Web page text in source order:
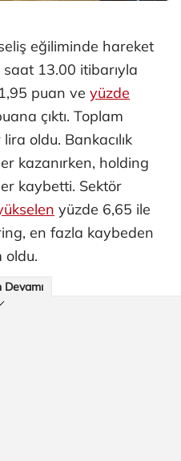
eğiliminde hareket
13.00 itibarıyla
puan ve yüzde
çıktı. Toplam
oldu. Bankacılık
kazanırken, holding
kaybetti. Sektör
yüzde 6,65 ile
en fazla kaybeden
oldu.